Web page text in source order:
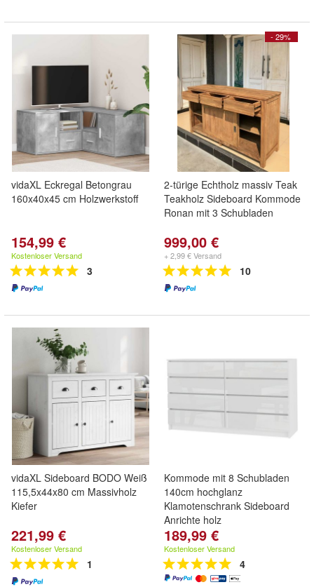
vidaXL Eckregal Betongrau
160x40x45 cm Holzwerkstoff
154,99 €
Kostenloser Versand
3
- 29%
2-türige Echtholz massiv Teak
Teakholz Sideboard Kommode
Ronan mit 3 Schubladen
999,00 €
+ 2,99 € Versand
10
vidaXL Sideboard BODO Weiß
115,5x44x80 cm Massivholz
Kiefer
221,99 €
Kostenloser Versand
1
Kommode mit 8 Schubladen
140cm hochglanz
Klamotenschrank Sideboard
Anrichte holz
189,99 €
Kostenloser Versand
4